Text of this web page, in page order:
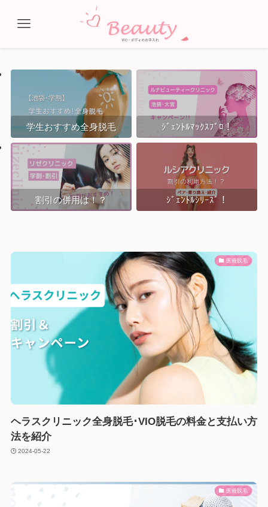
学生おすすめ全身脱毛 ｼﾞｪﾝﾄﾙﾏｯｸｽﾌﾟﾛ！
割引の併用は！？ ｼﾞｪﾝﾄﾙｼﾘｰｽﾞ！
医療脱毛
ヘラスクリニック全身脱毛･VIO脱毛の料金と支払い方
法を紹介
2024-05-22
医療脱毛